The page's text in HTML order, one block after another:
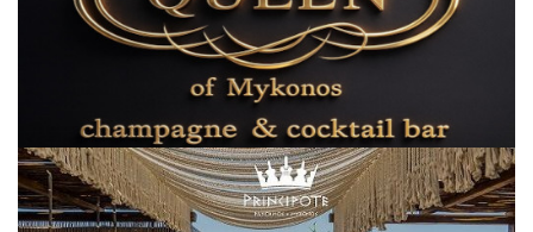
All News
Elections 2023
Γλώσσα